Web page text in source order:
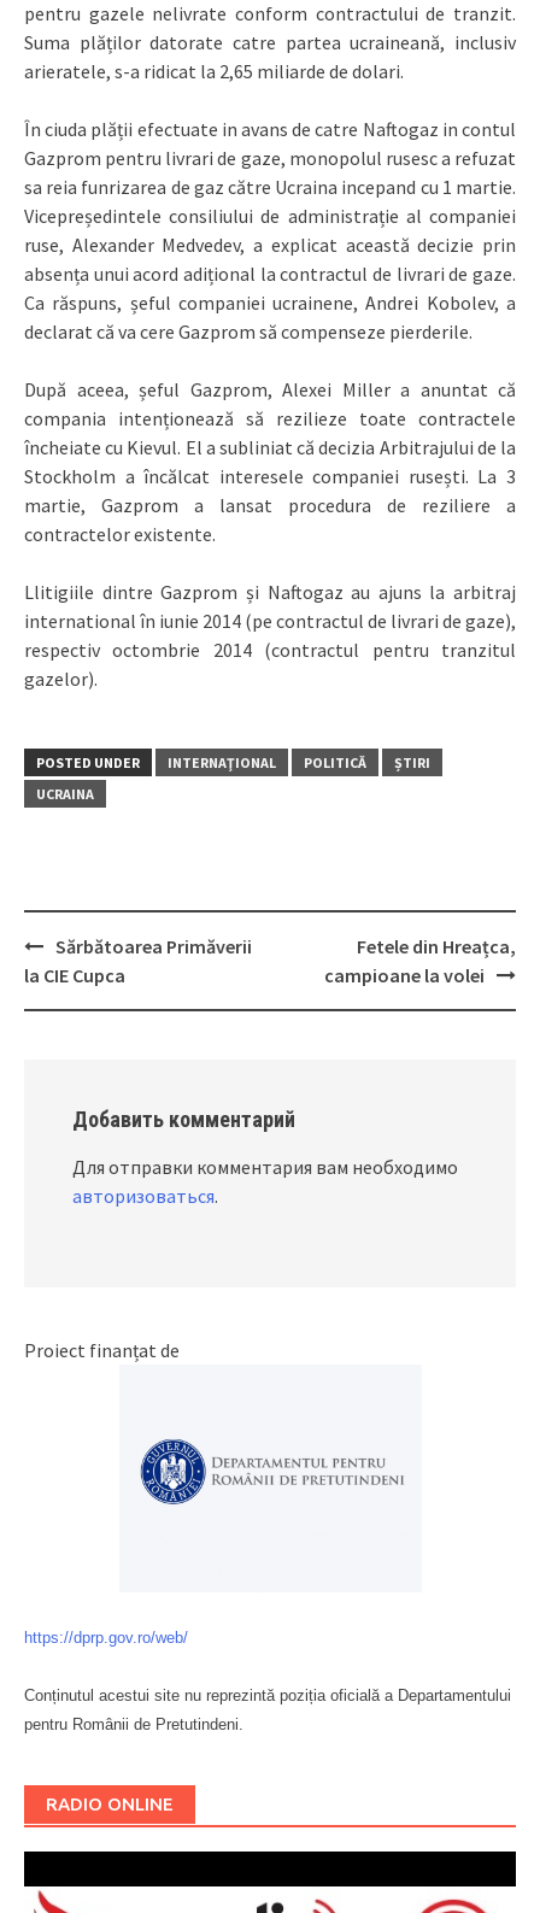
pentru gazele nelivrate conform contractului de tranzit.
Suma plăților datorate catre partea ucraineană, inclusiv
arieratele, s-a ridicat la 2,65 miliarde de dolari.
În ciuda plății efectuate in avans de catre Naftogaz in contul
Gazprom pentru livrari de gaze, monopolul rusesc a refuzat
sa reia funrizarea de gaz către Ucraina incepand cu 1 martie.
Vicepreședintele consiliului de administrație al companiei
ruse, Alexander Medvedev, a explicat această decizie prin
absența unui acord adițional la contractul de livrari de gaze.
Ca răspuns, șeful companiei ucrainene, Andrei Kobolev, a
declarat că va cere Gazprom să compenseze pierderile.
După aceea, șeful Gazprom, Alexei Miller a anuntat că
compania intenționează să rezilieze toate contractele
încheiate cu Kievul. El a subliniat că decizia Arbitrajului de la
Stockholm a încălcat interesele companiei rusești. La 3
martie, Gazprom a lansat procedura de reziliere a
contractelor existente.
Llitigiile dintre Gazprom și Naftogaz au ajuns la arbitraj
international în iunie 2014 (pe contractul de livrari de gaze),
respectiv octombrie 2014 (contractul pentru tranzitul
gazelor).
POSTED UNDER INTERNAŢIONAL POLITICĂ
ȘTIRI
UCRAINA
Post
navigation
Sărbătoarea Primăverii
la CIE Cupca
Fetele din Hreațca,
campioane la volei
Добавить комментарий
Для отправки комментария вам необходимо
авторизоваться.
Proiect finanțat de
https://dprp.gov.ro/web/
Conținutul acestui site nu reprezintă poziția oficială a Departamentului
pentru Românii de Pretutindeni.
RADIO ONLINE